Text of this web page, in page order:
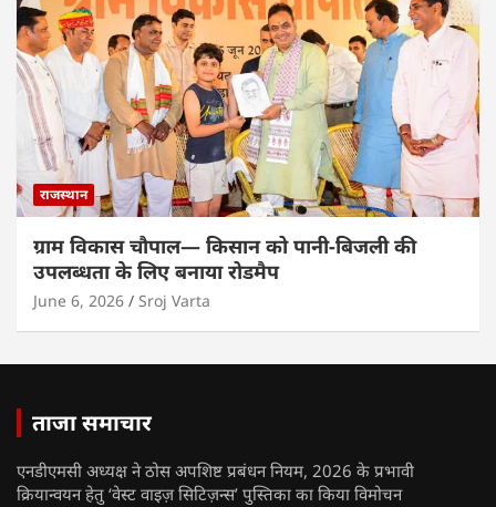
राजस्थान
ग्राम विकास चौपाल— किसान को पानी-बिजली की
उपलब्धता के लिए बनाया रोडमैप
June 6, 2026 Sroj Varta
ताजा समाचार
एनडीएमसी अध्यक्ष ने ठोस अपशिष्ट प्रबंधन नियम, 2026 के प्रभावी
क्रियान्वयन हेतु ‘वेस्ट वाइज़ सिटिज़न्स’ पुस्तिका का किया विमोचन